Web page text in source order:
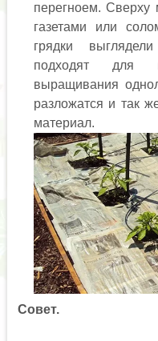
перегноем. Сверху
газетами или
грядки
подходят для
выращивания
разложатся и так
материал.
Совет.